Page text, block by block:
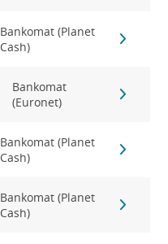
Bankomat (Planet
Cash)
Bankomat
(Euronet)
Bankomat (Planet
Cash)
Bankomat (Planet
Cash)